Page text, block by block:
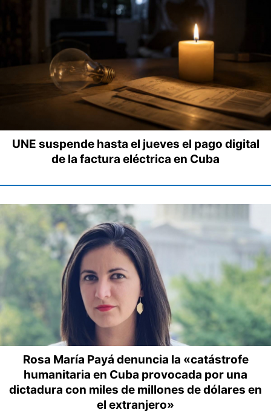
UNE suspende hasta el jueves el pago digital
de la factura eléctrica en Cuba
Rosa María Payá denuncia la «catástrofe
humanitaria en Cuba provocada por una
dictadura con miles de millones de dólares en
el extranjero»